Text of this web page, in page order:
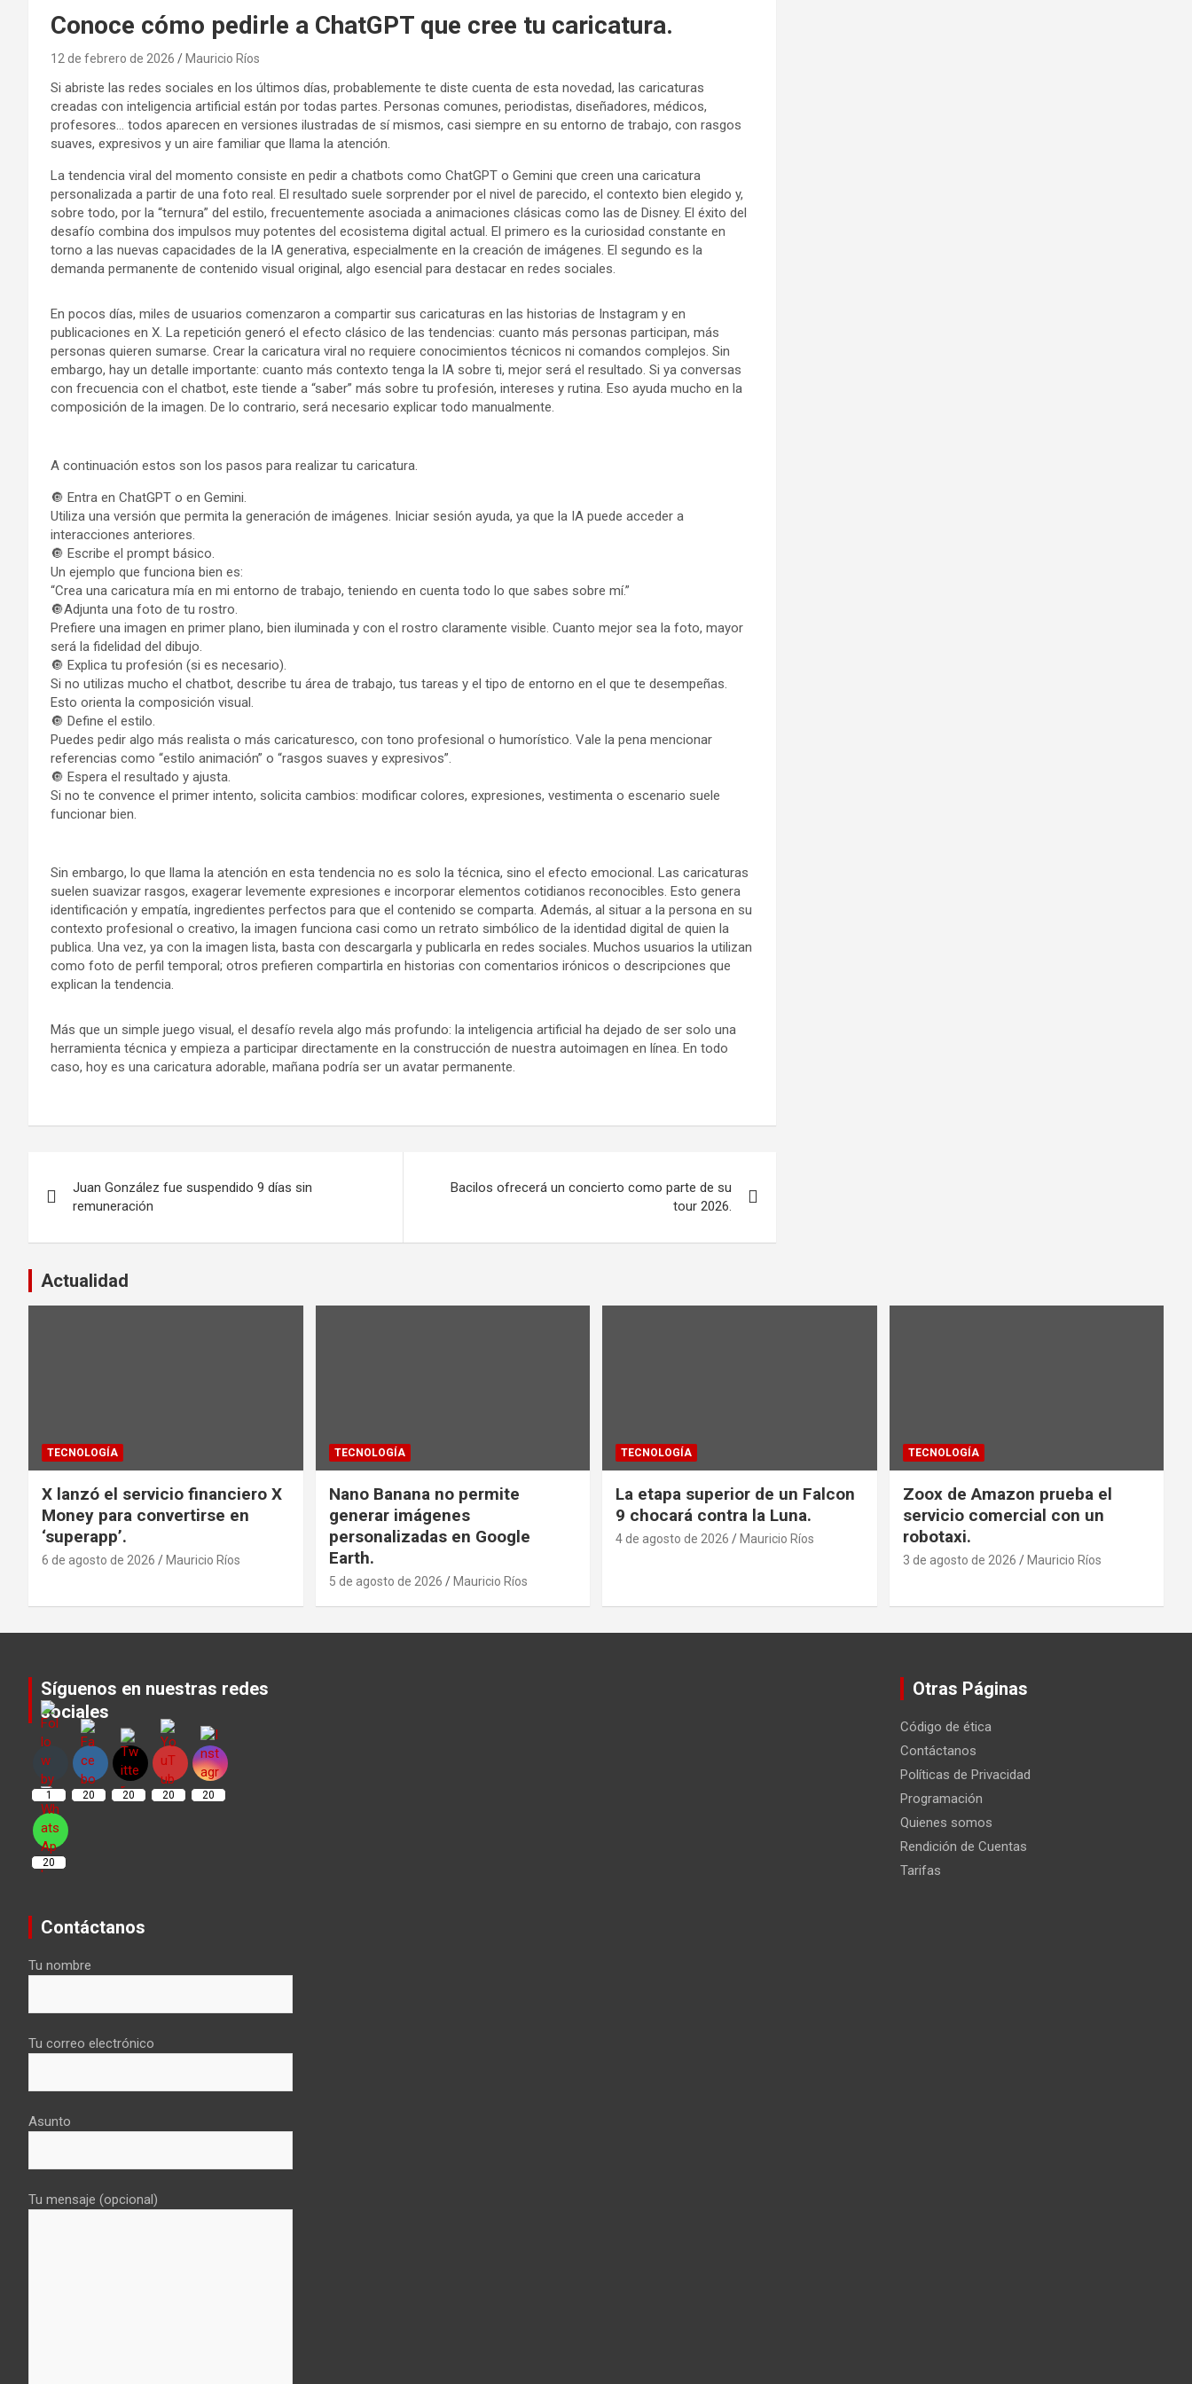
Conoce cómo pedirle a ChatGPT que cree tu caricatura.
12 de febrero de 2026 Mauricio Ríos
Si abriste las redes sociales en los últimos días, probablemente te diste cuenta de esta novedad, las caricaturas
creadas con inteligencia artificial están por todas partes. Personas comunes, periodistas, diseñadores, médicos,
profesores… todos aparecen en versiones ilustradas de sí mismos, casi siempre en su entorno de trabajo, con rasgos
suaves, expresivos y un aire familiar que llama la atención.
La tendencia viral del momento consiste en pedir a chatbots como ChatGPT o Gemini que creen una caricatura
personalizada a partir de una foto real. El resultado suele sorprender por el nivel de parecido, el contexto bien elegido y,
sobre todo, por la “ternura” del estilo, frecuentemente asociada a animaciones clásicas como las de Disney. El éxito del
desafío combina dos impulsos muy potentes del ecosistema digital actual. El primero es la curiosidad constante en
torno a las nuevas capacidades de la IA generativa, especialmente en la creación de imágenes. El segundo es la
demanda permanente de contenido visual original, algo esencial para destacar en redes sociales.
En pocos días, miles de usuarios comenzaron a compartir sus caricaturas en las historias de Instagram y en
publicaciones en X. La repetición generó el efecto clásico de las tendencias: cuanto más personas participan, más
personas quieren sumarse. Crear la caricatura viral no requiere conocimientos técnicos ni comandos complejos. Sin
embargo, hay un detalle importante: cuanto más contexto tenga la IA sobre ti, mejor será el resultado. Si ya conversas
con frecuencia con el chatbot, este tiende a “saber” más sobre tu profesión, intereses y rutina. Eso ayuda mucho en la
composición de la imagen. De lo contrario, será necesario explicar todo manualmente.
A continuación estos son los pasos para realizar tu caricatura.
🔘 Entra en ChatGPT o en Gemini.
Utiliza una versión que permita la generación de imágenes. Iniciar sesión ayuda, ya que la IA puede acceder a
interacciones anteriores.
🔘 Escribe el prompt básico.
Un ejemplo que funciona bien es:
“Crea una caricatura mía en mi entorno de trabajo, teniendo en cuenta todo lo que sabes sobre mí.”
🔘Adjunta una foto de tu rostro.
Prefiere una imagen en primer plano, bien iluminada y con el rostro claramente visible. Cuanto mejor sea la foto, mayor
será la fidelidad del dibujo.
🔘 Explica tu profesión (si es necesario).
Si no utilizas mucho el chatbot, describe tu área de trabajo, tus tareas y el tipo de entorno en el que te desempeñas.
Esto orienta la composición visual.
🔘 Define el estilo.
Puedes pedir algo más realista o más caricaturesco, con tono profesional o humorístico. Vale la pena mencionar
referencias como “estilo animación” o “rasgos suaves y expresivos”.
🔘 Espera el resultado y ajusta.
Si no te convence el primer intento, solicita cambios: modificar colores, expresiones, vestimenta o escenario suele
funcionar bien.
Sin embargo, lo que llama la atención en esta tendencia no es solo la técnica, sino el efecto emocional. Las caricaturas
suelen suavizar rasgos, exagerar levemente expresiones e incorporar elementos cotidianos reconocibles. Esto genera
identificación y empatía, ingredientes perfectos para que el contenido se comparta. Además, al situar a la persona en su
contexto profesional o creativo, la imagen funciona casi como un retrato simbólico de la identidad digital de quien la
publica. Una vez, ya con la imagen lista, basta con descargarla y publicarla en redes sociales. Muchos usuarios la utilizan
como foto de perfil temporal; otros prefieren compartirla en historias con comentarios irónicos o descripciones que
explican la tendencia.
Más que un simple juego visual, el desafío revela algo más profundo: la inteligencia artificial ha dejado de ser solo una
herramienta técnica y empieza a participar directamente en la construcción de nuestra autoimagen en línea. En todo
caso, hoy es una caricatura adorable, mañana podría ser un avatar permanente.
de
entradas
Juan González fue suspendido 9 días sin
remuneración
Bacilos ofrecerá un concierto como parte de su
tour 2026.
Actualidad
TECNOLOGÍA
X lanzó el servicio financiero X
Money para convertirse en
‘superapp’.
6 de agosto de 2026 Mauricio Ríos
TECNOLOGÍA
Nano Banana no permite
generar imágenes
personalizadas en Google
Earth.
5 de agosto de 2026 Mauricio Ríos
TECNOLOGÍA
La etapa superior de un Falcon
9 chocará contra la Luna.
4 de agosto de 2026 Mauricio Ríos
TECNOLOGÍA
Zoox de Amazon prueba el
servicio comercial con un
robotaxi.
3 de agosto de 2026 Mauricio Ríos
Síguenos en nuestras redes
sociales
1 20 20 20 20
20
Contáctanos
Tu nombre
Tu correo electrónico
Asunto
Tu mensaje (opcional)
Otras Páginas
Código de ética
Contáctanos
Políticas de Privacidad
Programación
Quienes somos
Rendición de Cuentas
Tarifas